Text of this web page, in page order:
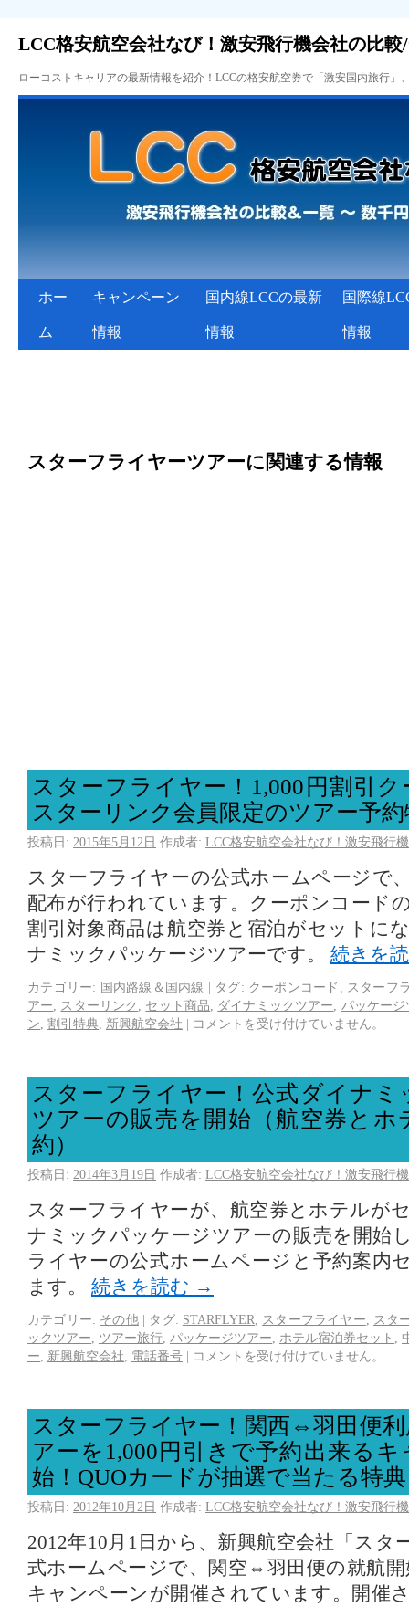
LCC格安航空会社なび！激安飛行機会社の比較
ローコストキャリアの最新情報を紹介！LCCの格安航空券で「激安国内旅行
ホー
ム
キャンペーン
情報
国内線LCCの最新
情報
国際線
情報
スターフライヤーツアーに関連する情報
スターフライヤー！1,000円割引
スターリンク会員限定のツアー予
投稿日: 2015年5月12日 作成者: LCC格安航空会社なび！激安飛行
スターフライヤーの公式ホームページで
配布が行われています。クーポンコード
割引対象商品は航空券と宿泊がセットに
ナミックパッケージツアーです。 続きを
カテゴリー: 国内路線＆国内線 | タグ: クーポンコード
スターフ
アー
スターリンク セット商品 ダイナミックツアー
パッケー
ン 割引特典 新興航空会社 | コメントを受け付けていません。
スターフライヤー！公式ダイナミ
ツアーの販売を開始（航空券とホ
約）
投稿日: 2014年3月19日 作成者: LCC格安航空会社なび！激安飛行
スターフライヤーが、航空券とホテルが
ナミックパッケージツアーの販売を開始
ライヤーの公式ホームページと予約案内
ます。 続きを読む →
カテゴリー: その他 | タグ: STARFLYER スターフライヤー
スタ
ックツアー
ツアー旅行 パッケージツアー ホテル宿泊券セット
ー
新興航空会社 電話番号 | コメントを受け付けていません。
スターフライヤー！関西⇔羽田便
アーを1,000円引きで予約出来る
始！QUOカードが抽選で当たる特
投稿日: 2012年10月2日 作成者: LCC格安航空会社なび！激安飛行
2012年10月1日から、新興航空会社「スタ
式ホームページで、関空⇔羽田便の就航
キャンペーンが開催されています。開催